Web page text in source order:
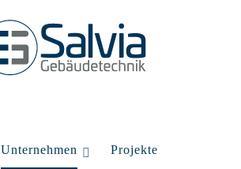
Unternehmen Projekte